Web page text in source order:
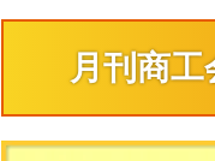
2026.6.24 「河
ました。
2026.6.15 「河
甘夏も絶賛販売中
月刊商